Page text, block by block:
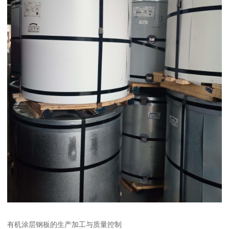
有机涂层钢板的生产加工与质量控制